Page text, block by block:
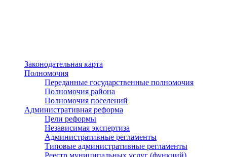
Законодательная карта
Полномочия
Переданные государственные полномочия
Полномочия района
Полномочия поселений
Административная реформа
Цели реформы
Независимая экспертиза
Административные регламенты
Типовые административные регламенты
Реестр муниципальных услуг (функций)